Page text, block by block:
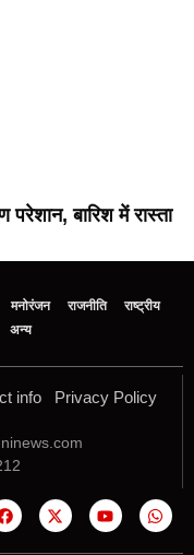
परेशान, बारिश में रास्ता
मनोरंजन राजनीति
राष्ट्रीय
अन्य
info Privacy Policy